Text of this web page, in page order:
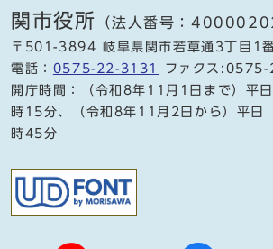
関市役所 （法人番号：
〒501-3894 岐阜県関市若草通3丁目1
電話： 0575-22-3131
ファクス
開庁時間：（令和8年11月1日まで）
時15分、（令和8年11月2日から）平
時45分